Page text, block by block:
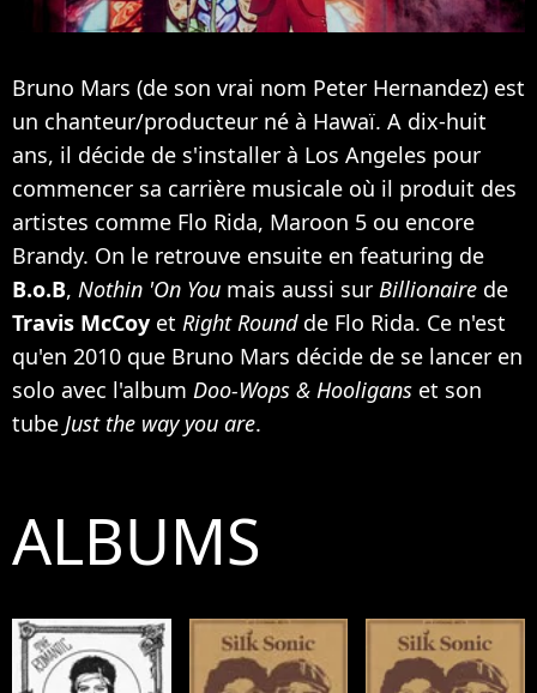
Bruno Mars (de son vrai nom Peter Hernandez) est
un chanteur/producteur né à Hawaï. A dix-huit
ans, il décide de s'installer à Los Angeles pour
commencer sa carrière musicale où il produit des
artistes comme Flo Rida, Maroon 5 ou encore
Brandy. On le retrouve ensuite en featuring de
B.o.B, Nothin 'On You mais aussi sur Billionaire de
Travis McCoy et Right Round de Flo Rida. Ce n'est
qu'en 2010 que Bruno Mars décide de se lancer en
solo avec l'album Doo-Wops & Hooligans et son
tube Just the way you are.
ALBUMS